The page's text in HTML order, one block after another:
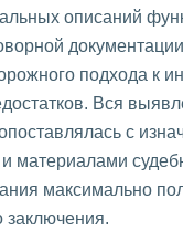
описаний
подхода к
Вся
с
материалами
максимально
заключения.